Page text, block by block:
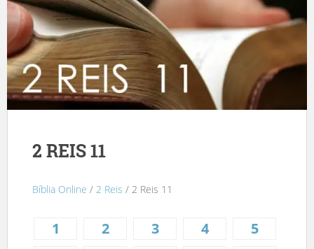
2 REIS 11
Bíblia Online / 2 Reis / 2 Reis 11
1 2 3 4
5